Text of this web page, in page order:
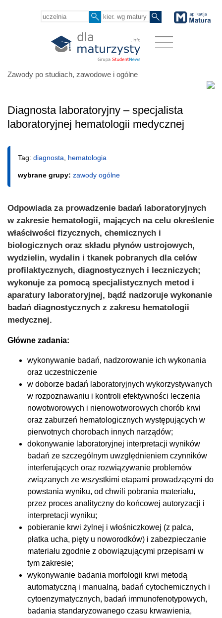
Zawody po studiach, zawodowe i ogólne
Diagnosta laboratoryjny – specjalista
laboratoryjnej hematologii medycznej
Tag: diagnosta, hematologia
wybrane grupy: zawody ogólne
Odpowiada za prowadzenie badań laboratoryjnych
w zakresie hematologii, mających na celu określenie
właściwości fizycznych, chemicznych i
biologicznych oraz składu płynów ustrojowych,
wydzielin, wydalin i tkanek pobranych dla celów
profilaktycznych, diagnostycznych i leczniczych;
wykonuje za pomocą specjalistycznych metod i
aparatury laboratoryjnej, bądź nadzoruje wykonanie
badań diagnostycznych z zakresu hematologii
medycznej.
Główne zadania:
wykonywanie badań, nadzorowanie ich wykonania
oraz uczestniczenie
w doborze badań laboratoryjnych wykorzystywanych
w rozpoznawaniu i kontroli efektywności leczenia
nowotworowych i nienowotworowych chorób krwi
oraz zaburzeń hematologicznych występujących w
pierwotnych chorobach innych narządów;
dokonywanie laboratoryjnej interpretacji wyników
badań ze szczególnym uwzględnieniem czynników
interferujących oraz rozwiązywanie problemów
związanych ze wszystkimi etapami prowadzącymi do
powstania wyniku, od chwili pobrania materiału,
przez proces analityczny do końcowej autoryzacji i
interpretacji wyniku;
pobieranie krwi żylnej i włośniczkowej (z palca,
płatka ucha, pięty u noworodków) i zabezpieczanie
materiału zgodnie z obowiązującymi przepisami w
tym zakresie;
wykonywanie badania morfologii krwi metodą
automatyczną i manualną, badań cytochemicznych i
cytoenzymatycznych, badań immunofenotypowych,
badania standaryzowanego czasu krwawienia,